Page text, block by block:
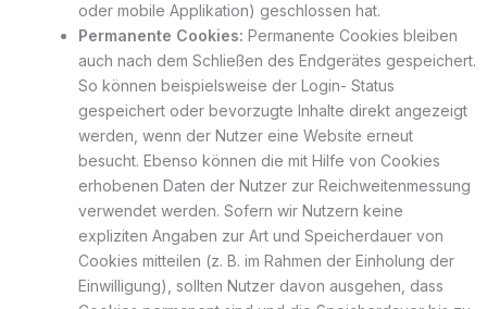
oder mobile Applikation) geschlossen hat.
Permanente Cookies: Permanente Cookies bleiben
auch nach dem Schließen des Endgerätes gespeichert.
So können beispielsweise der Login- Status
gespeichert oder bevorzugte Inhalte direkt angezeigt
werden, wenn der Nutzer eine Website erneut
besucht. Ebenso können die mit Hilfe von Cookies
erhobenen Daten der Nutzer zur Reichweitenmessung
verwendet werden. Sofern wir Nutzern keine
expliziten Angaben zur Art und Speicherdauer von
Cookies mitteilen (z. B. im Rahmen der Einholung der
Einwilligung), sollten Nutzer davon ausgehen, dass